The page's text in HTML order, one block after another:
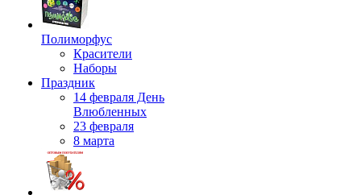
Полиморфус
Красители
Наборы
Праздник
14 февраля День
Влюбленных
23 февраля
8 марта